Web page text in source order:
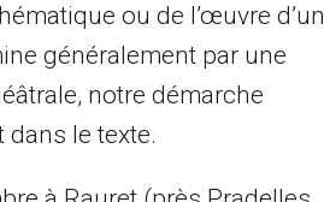
ou de l’œuvre d’un
généralement par une
notre démarche
dans le texte.